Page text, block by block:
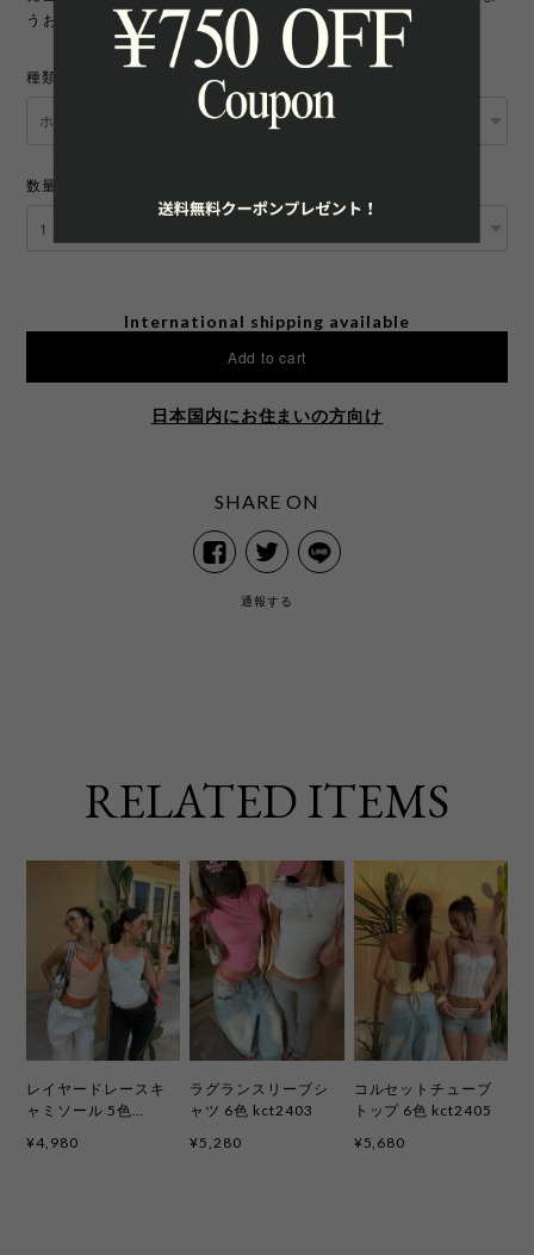
うお願いいたします。
種類
数量
International shipping available
Add to cart
日本国内にお住まいの方向け
SHARE ON
通報する
RELATED ITEMS
レイヤードレースキ
ャミソール 5色
¥4,980
ラグランスリーブシ
ャツ 6色 kct2403
¥5,280
コルセットチューブ
トップ 6色 kct2405
¥5,680